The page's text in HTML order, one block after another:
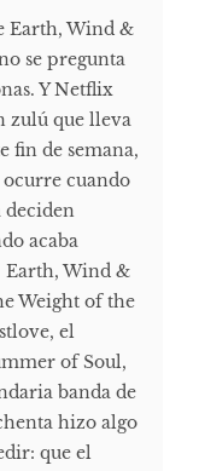
Earth, Wind &
se pregunta
Y Netflix
zulú que lleva
fin de semana,
ocurre cuando
deciden
acaba
Wind &
Weight of the
el
of Soul,
banda de
hizo algo
que el